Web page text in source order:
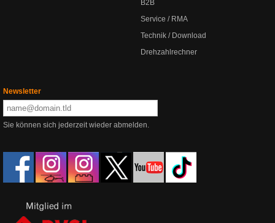
B2B
Service / RMA
Technik / Download
Drehzahlrechner
Newsletter
Sie können sich jederzeit wieder abmelden.